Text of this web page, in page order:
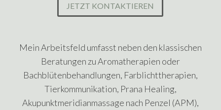
JETZT KONTAKTIEREN
Mein Arbeitsfeld umfasst neben den klassischen
Beratungen zu Aromatherapien oder
Bachblütenbehandlungen, Farblichttherapien,
Tierkommunikation, Prana Healing,
Akupunktmeridianmassage nach Penzel (APM),